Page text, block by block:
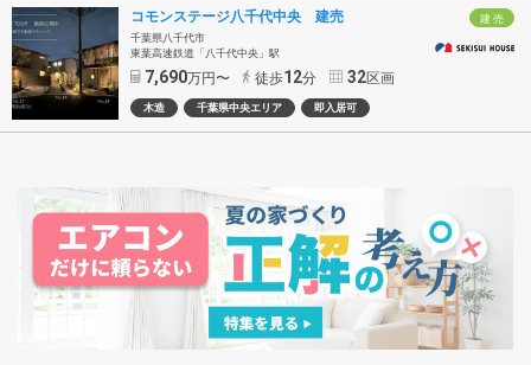
建 売
コモンステージ八千代中央 建売
千葉県八千代市
東葉高速鉄道「八千代中央」駅
7,690万円〜 徒歩12分 32区画
木造 千葉県中央エリア 即入居可